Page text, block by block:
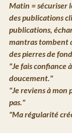
Matin = sécuriser
des publications
publications,
mantras tombent
des pierres de
"Je fais confiance
doucement."
"Je reviens à mon
pas."
"Ma régularité